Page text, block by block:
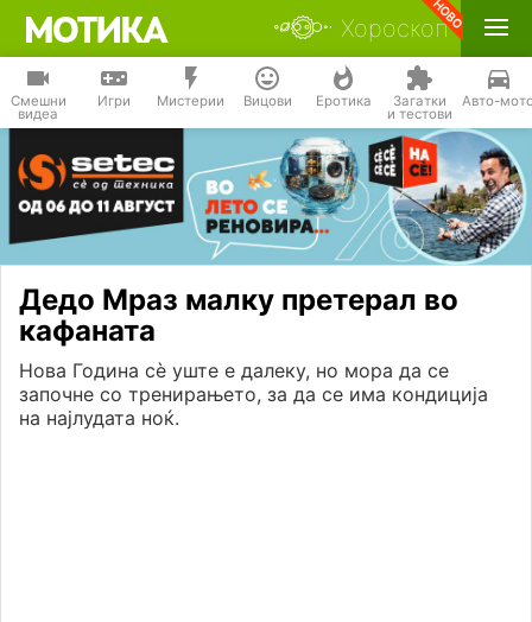
Хороскоп
Смешни
видеа
Игри Мистерии Вицови Еротика Загатки
и тестови
Авто-
Дедо Мраз малку претерал во
кафаната
Нова Година сѐ уште е далеку, но мора да се
започне со тренирањето, за да се има кондиција
на најлудата ноќ.